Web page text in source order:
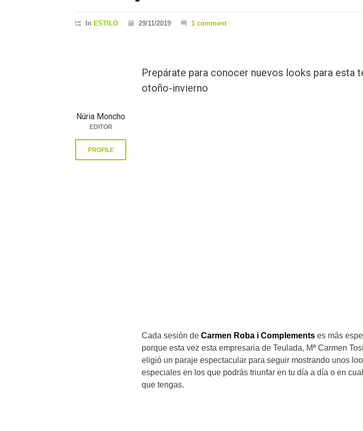
In ESTILO 29/11/2019 1 comment
Prepárate para conocer nuevos looks para esta
otoño-invierno
Cada sesión de Carmen Roba i Complements es más
porque esta vez esta empresaria de Teulada, Mª Carmen
eligió un paraje espectacular para seguir mostrando unos
especiales en los que podrás triunfar en tu día a día o en
que tengas.
Núria Moncho
EDITOR
PROFILE